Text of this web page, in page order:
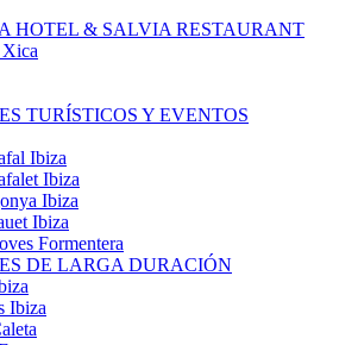
HOTEL & SALVIA RESTAURANT
TURÍSTICOS Y EVENTOS
Ibiza
Ibiza
Ibiza
Ibiza
Formentera
DE LARGA DURACIÓN
Ibiza